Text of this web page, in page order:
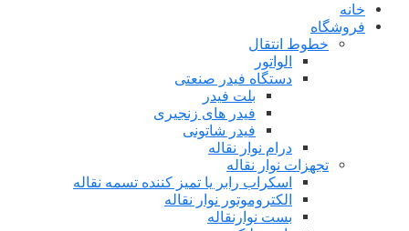
خانه
فروشگاه
خطوط انتقال
الواتور
دستگاه فیدر صنعتی
بلت فیدر
فیدر های زنجیری
فیدر شاتونی
درام نوار نقاله
تجهزات نوار نقاله
اسکراب رابر یا تمیز کننده تسمه نقاله
الکتروموتور نوار نقاله
بست نوارنقاله